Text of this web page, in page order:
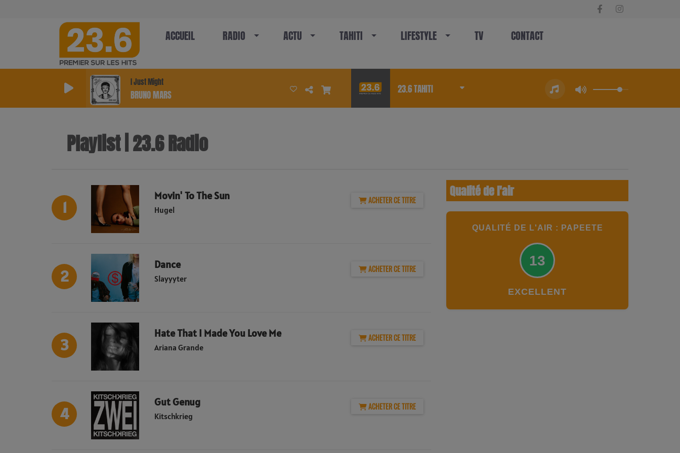
ACCUEIL RADIO ACTU TAHITI LIFESTYLE TV CONTACT
I Just Might
BRUNO MARS 23.6 TAHITI
Playlist | 23.6 Radio
1
Movin' To The Sun
Hugel
ACHETER CE TITRE
2
Dance
Slayyyter
ACHETER CE TITRE
3
Hate That I Made You Love Me
Ariana Grande
ACHETER CE TITRE
4
Gut Genug
Kitschkrieg
ACHETER CE TITRE
Qualité de l'air
QUALITÉ DE L'AIR : PAPEETE
13
EXCELLENT